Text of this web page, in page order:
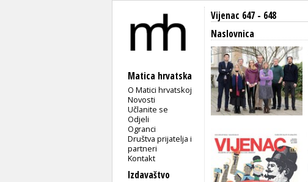
Matica hrvatska
O Matici hrvatskoj
Novosti
Učlanite se
Odjeli
Ogranci
Društva prijatelja i
partneri
Kontakt
Izdavaštvo
Vijenac 647 - 648
Naslovnica